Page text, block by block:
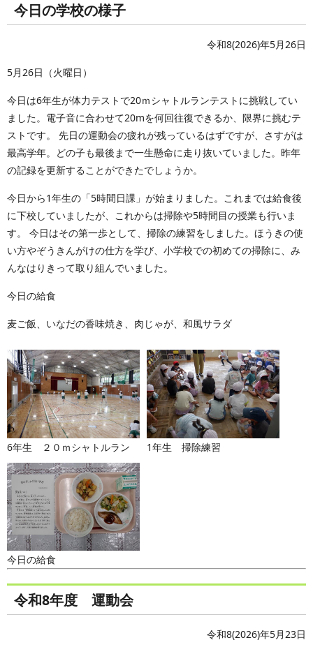
今日の学校の様子
令和8(2026)年5月26日
5月26日（火曜日）
今日は6年生が体力テストで20ｍシャトルランテストに挑戦してい
ました。電子音に合わせて20mを何回往復できるか、限界に挑むテ
ストです。 先日の運動会の疲れが残っているはずですが、さすがは
最高学年。どの子も最後まで一生懸命に走り抜いていました。昨年
の記録を更新することができたでしょうか。
今日から1年生の「5時間日課」が始まりました。これまでは給食後
に下校していましたが、これからは掃除や5時間目の授業も行いま
す。 今日はその第一歩として、掃除の練習をしました。ほうきの使
い方やぞうきんがけの仕方を学び、小学校での初めての掃除に、み
んなはりきって取り組んでいました。
今日の給食
麦ご飯、いなだの香味焼き、肉じゃが、和風サラダ
6年生 ２０ｍシャトルラン 1年生 掃除練習
今日の給食
令和8年度 運動会
令和8(2026)年5月23日